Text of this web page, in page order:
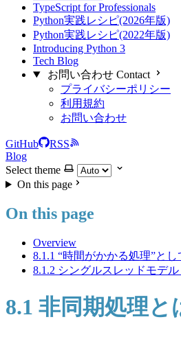
TypeScript for Professionals
Python実践レシピ(2026年版)
Python実践レシピ(2022年版)
Introducing Python 3
Tech Blog
お問い合わせ Contact
プライバシーポリシー
利用規約
お問い合わせ
GitHub
RSS
Blog
Select theme
On this page
On this page
Overview
8.1.1 “時間がかかる処理”と
8.1.2 シングルスレッドモデ
8.1 非同期処理と